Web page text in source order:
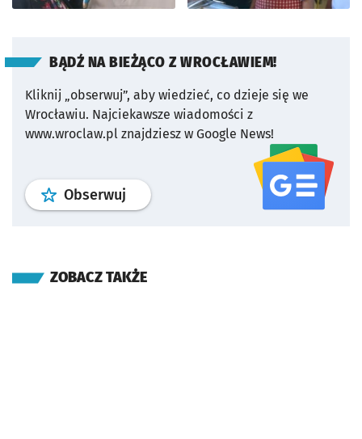
BĄDŹ NA BIEŻĄCO Z WROCŁAWIEM!
Kliknij „obserwuj”, aby wiedzieć, co dzieje się we
Wrocławiu. Najciekawsze wiadomości z
www.wroclaw.pl znajdziesz w Google News!
Obserwuj profil serwisu
ZOBACZ TAKŻE